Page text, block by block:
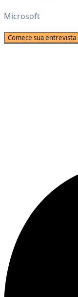
Microsoft
Comece sua